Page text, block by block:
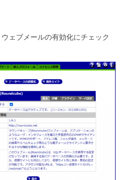
ェブメールの有効化にチェック